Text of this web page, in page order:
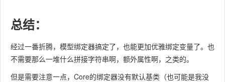
总结：
经过一番折腾，模型绑定器搞定了，也能更加优雅绑定变量了。也
不需要那么一堆什么拼接字符串啊，额外属性啊，之类的。
但是需要注意一点，Core的绑定器没有默认基类（也可能是我没